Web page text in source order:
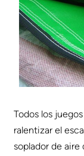
Todos los
ralentizar el
soplador de